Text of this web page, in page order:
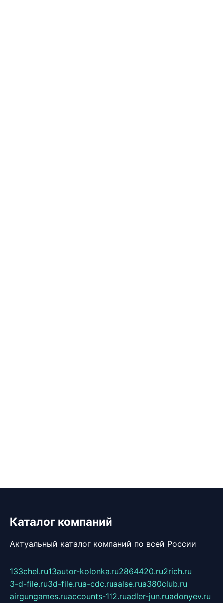
Каталог компаний
Актуальный каталог компаний по всей России
133chel.ru13autor-kolonka.ru2864420.ru2rich.ru
3-d-file.ru3d-file.rua-cdc.ruaalse.rua380club.ru
airgungames.ruaccounts-112.ruadler-jun.ruadonyev.ru